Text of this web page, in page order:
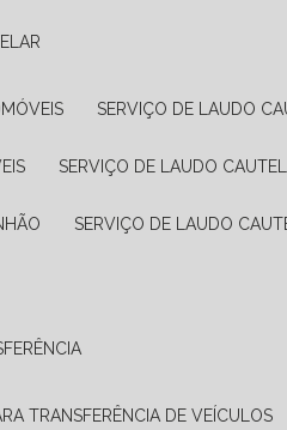
SERVIÇO DE LAUDO
SERVIÇO DE LAUDO
SERVIÇO DE LAUDO
TRANSFERÊNCIA DE VEÍCULOS